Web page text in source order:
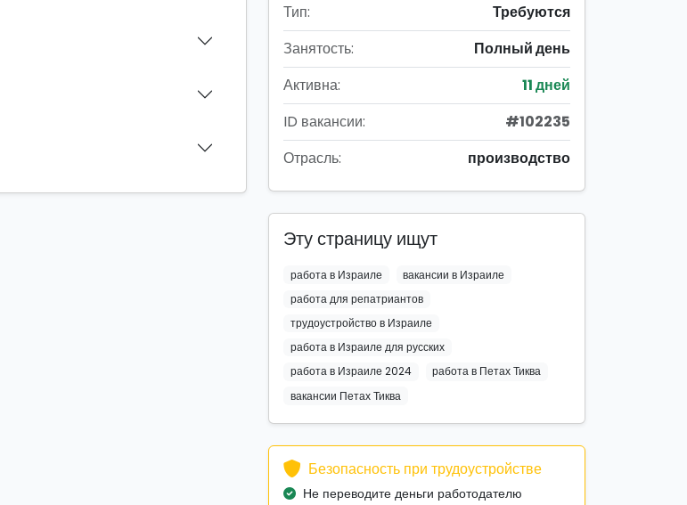
Тип:
Требуются
Занятость:
Полный день
Активна:
11 дней
ID вакансии:
#102235
Отрасль:
производство
Эту страницу ищут
работа в Израиле
вакансии в Израиле
работа для репатриантов
трудоустройство в Израиле
работа в Израиле для русских
работа в Израиле 2024
работа в Петах Тиква
вакансии Петах Тиква
Безопасность при трудоустройстве
Не переводите деньги работодателю